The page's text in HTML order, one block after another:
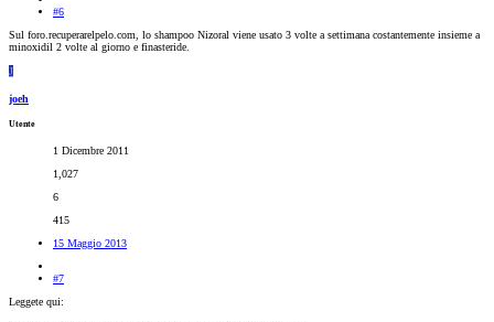
#6
Sul foro.recuperarelpelo.com, lo shampoo Nizoral viene usato 3 volte a settimana costantemente insieme a
minoxidil 2 volte al giorno e finasteride.
J
joeh
Utente
1 Dicembre 2011
1,027
6
415
15 Maggio 2013
#7
Leggete qui: